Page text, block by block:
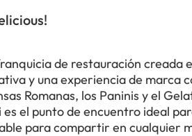
de restauración creada
y una experiencia de marca
Romanas, los Paninis y el
el punto de encuentro ideal
para compartir en cualquier